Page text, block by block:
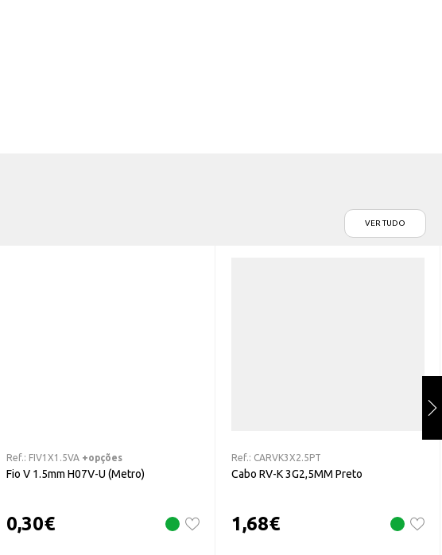
VER TUDO
Ref.: FIV1X1.5VA +opções
Fio V 1.5mm H07V-U (Metro)
0,30€
Ref.: CARVK3X2.5PT
Cabo RV-K 3G2,5MM Preto
1,68€